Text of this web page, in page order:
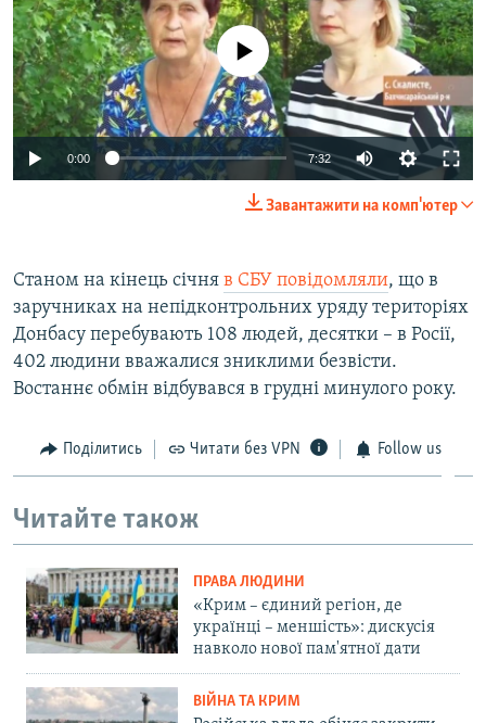
No media source currently available
0:00 7:32
Завантажити на комп'ютер
Станом на кінець січня в СБУ повідомляли, що в
заручниках на непідконтрольних уряду територіях
Донбасу перебувають 108 людей, десятки – в Росії,
402 людини вважалися зниклими безвісти.
Востаннє обмін відбувався в грудні минулого року.
Поділитись Читати без VPN Follow us
Читайте також
ПРАВА ЛЮДИНИ
«Крим – єдиний регіон, де
українці – меншість»: дискусія
навколо нової пам'ятної дати
ВІЙНА ТА КРИМ